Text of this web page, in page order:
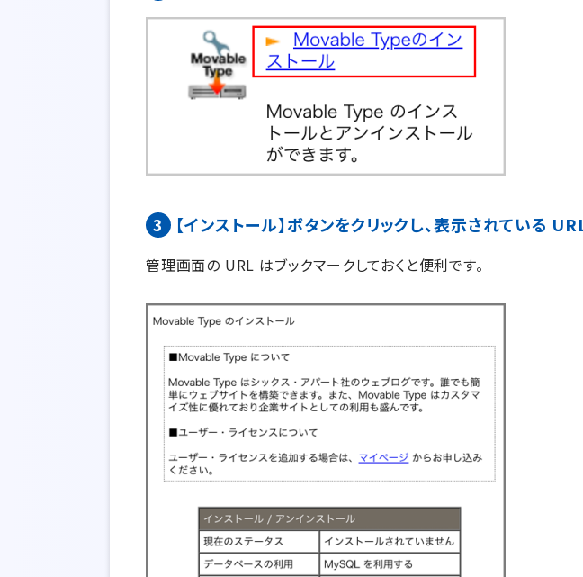
3 【インストール】ボタンをクリックし、表示されている
管理画面の URL はブックマークしておくと便利です。